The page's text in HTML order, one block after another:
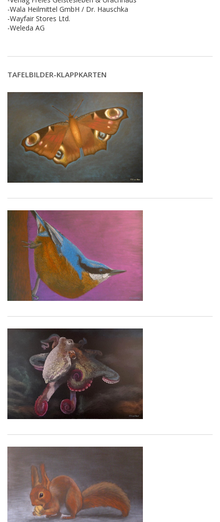
-Wala Heilmittel GmbH / Dr. Hauschka
-Wayfair Stores Ltd.
-Weleda AG
TAFELBILDER-KLAPPKARTEN